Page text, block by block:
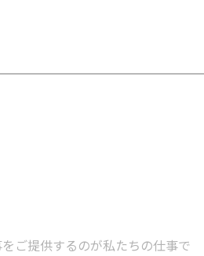
ご提供するのが私たちの仕事で